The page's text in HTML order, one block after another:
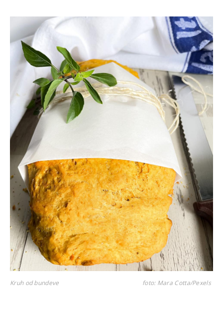
Kruh od bundeve foto: Mara Cotta/Pexels